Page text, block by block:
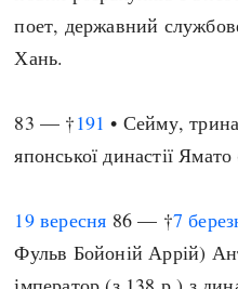
поет, державний
Хань.
83 — †191 • Сейму,
японської династії
19 вересня 86 — †7
Фульв Бойоній Аррій)